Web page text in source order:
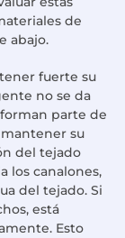
de
abajo.
fuerte su
no se da
parte de
su
del tejado
los canalones,
del tejado. Si
está
Esto